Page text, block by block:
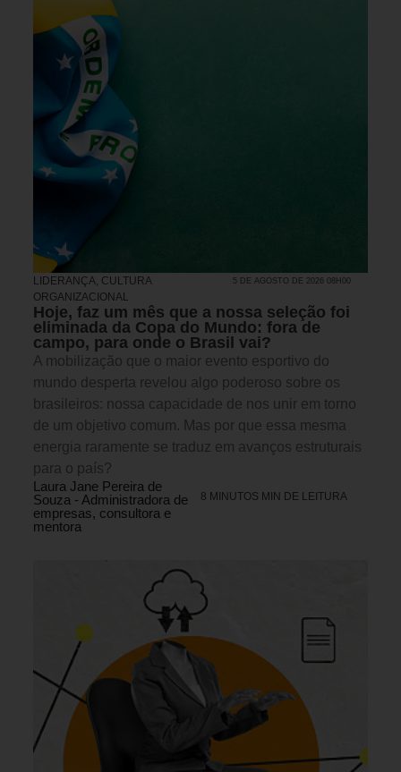
LIDERANÇA CULTURA
ORGANIZACIONAL
5 DE AGOSTO DE 2026 08H00
Hoje, faz um mês que a nossa seleção foi
eliminada da Copa do Mundo: fora de
campo, para onde o Brasil vai?
A mobilização que o maior evento esportivo do
mundo desperta revelou algo poderoso sobre os
brasileiros: nossa capacidade de nos unir em torno
de um objetivo comum. Mas por que essa mesma
energia raramente se traduz em avanços estruturais
para o país?
Laura Jane Pereira de
Souza - Administradora de
empresas, consultora e
mentora
8 MINUTOS MIN DE LEITURA